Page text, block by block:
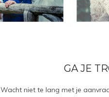
GA JE
Wacht niet te lang met je